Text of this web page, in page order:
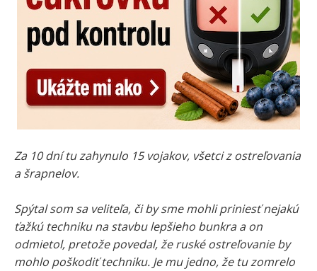
Za 10 dní tu zahynulo 15 vojakov, všetci z ostreľovania
a šrapnelov.
Spýtal som sa veliteľa, či by sme mohli priniesť nejakú
ťažkú ​​techniku ​​na stavbu lepšieho bunkra a on
odmietol, pretože povedal, že ruské ostreľovanie by
mohlo poškodiť techniku. Je mu jedno, že tu zomrelo